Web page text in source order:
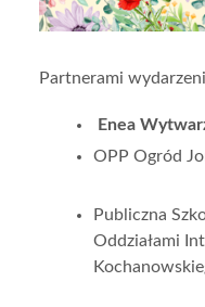
Partnerami
Enea
OPP Ogród
Publiczna
Oddziałami